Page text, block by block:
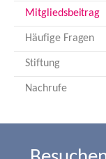
Mitgliedsbeitrag
Häufige Fragen
Stiftung
Nachrufe